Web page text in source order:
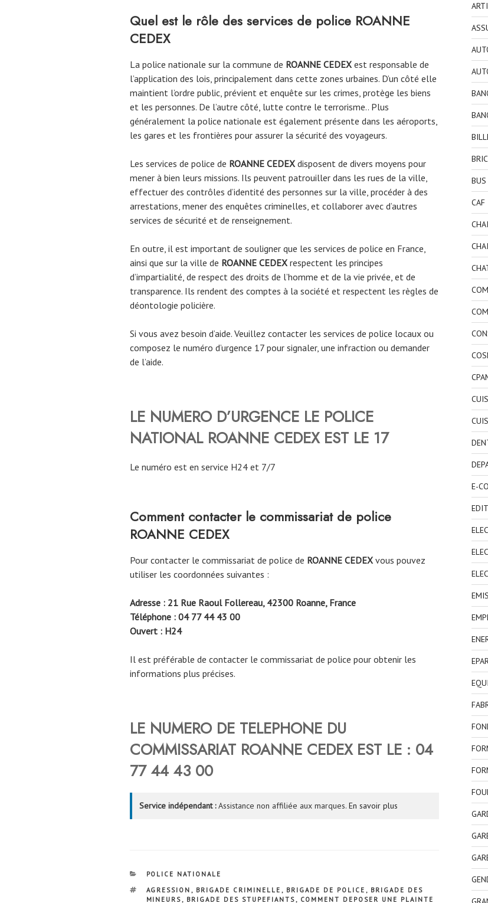
Quel est le rôle des services de police ROANNE
CEDEX
La police nationale sur la commune de ROANNE CEDEX est responsable de
l’application des lois, principalement dans cette zones urbaines. D’un côté elle
maintient l’ordre public, prévient et enquête sur les crimes, protège les biens
et les personnes. De l’autre côté, lutte contre le terrorisme.. Plus
généralement la police nationale est également présente dans les aéroports,
les gares et les frontières pour assurer la sécurité des voyageurs.
Les services de police de ROANNE CEDEX disposent de divers moyens pour
mener à bien leurs missions. Ils peuvent patrouiller dans les rues de la ville,
effectuer des contrôles d’identité des personnes sur la ville, procéder à des
arrestations, mener des enquêtes criminelles, et collaborer avec d’autres
services de sécurité et de renseignement.
En outre, il est important de souligner que les services de police en France,
ainsi que sur la ville de ROANNE CEDEX respectent les principes
d’impartialité, de respect des droits de l’homme et de la vie privée, et de
transparence. Ils rendent des comptes à la société et respectent les règles de
déontologie policière.
Si vous avez besoin d’aide. Veuillez contacter les services de police locaux ou
composez le numéro d’urgence 17 pour signaler, une infraction ou demander
de l’aide.
LE NUMERO D’URGENCE LE POLICE
NATIONAL ROANNE CEDEX EST LE 17
Le numéro est en service H24 et 7/7
Comment contacter le commissariat de police
ROANNE CEDEX
Pour contacter le commissariat de police de ROANNE CEDEX vous pouvez
utiliser les coordonnées suivantes :
Adresse : 21 Rue Raoul Follereau, 42300 Roanne, France
Téléphone : 04 77 44 43 00
Ouvert : H24
Il est préférable de contacter le commissariat de police pour obtenir les
informations plus précises.
LE NUMERO DE TELEPHONE DU
COMMISSARIAT ROANNE CEDEX EST LE : 04
77 44 43 00
Service indépendant :Assistance non affiliée aux marques. En savoir plus
CATÉGORIES
POLICE NATIONALE
ÉTIQUETTES
AGRESSION , BRIGADE CRIMINELLE , BRIGADE DE POLICE , BRIGADE DES
MINEURS, BRIGADE DES STUPEFIANTS, COMMENT DEPOSER UNE PLAINTE
BUS
CAF
E-